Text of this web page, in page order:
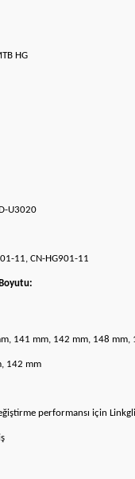
HG
U3020
11, CN-HG901-11
141 mm, 142 mm, 148 mm,
142 mm
performansı için